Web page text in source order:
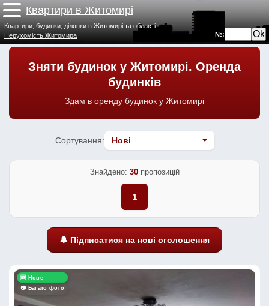
Квартири в Житомирі
№:
Квартири, будинки, ділянки в Житомирі та області
Нерухомість Житомира
Зняти будинок у Житомирі. Оренда
будинків
Здам в оренду будинок у Житомирі
Сортування:
Знайдено: 30пропозицій
1
🔔 Підписатися на нові оголошення
🆕 Нове
📷 Багато фото